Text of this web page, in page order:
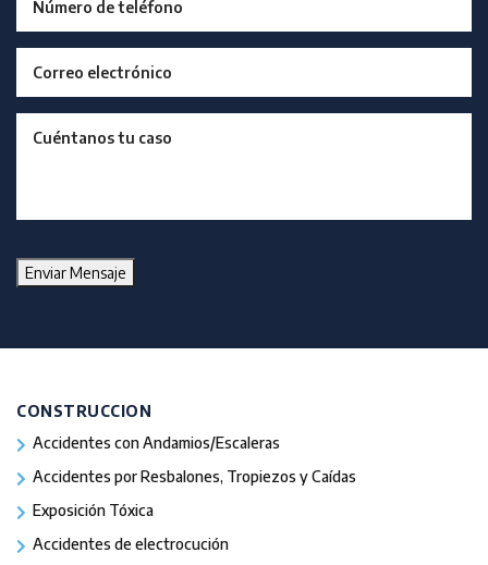
Enviar Mensaje
CONSTRUCCION
Accidentes con Andamios/Escaleras
Accidentes por Resbalones, Tropiezos y Caídas
Exposición Tóxica
Accidentes de electrocución